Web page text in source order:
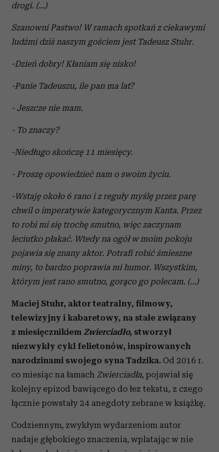
drogi. (...)
Szanowni Pastwo! W ramach spotkań z ciekawymi
ludźmi dziś naszym gościem jest Tadeusz Stuhr.
-Dzień dobry! Kłaniam się nisko!
-Panie Tadeuszu, ile pan ma lat?
- Jeszcze nie mam.
- To znaczy?
-Niedługo skończę 11 miesięcy.
- Proszę opowiedzieć nam o swoim życiu.
-Wstaję około 6 rano i z reguły myślę przez parę
chwil o imperatywie kategorycznym Kanta. Przez
to robi mi się trochę smutno, więc zaczynam
leciutko płakać. Wtedy na ogół w moim pokoju
pojawia się znany aktor. Potrafi robić śmieszne
miny, to bardzo poprawia mi humor. Wszystkim,
którym jest rano smutno, gorąco go polecam. (...)
Maciej Stuhr, aktor teatralny, filmowy,
telewizyjny i kabaretowy, na stałe związany
z miesięcznikiem Zwierciadło, stworzył
niezwykły cykl felietonów, inspirowanych
narodzinami swojego syna Tadzika. Od 2016 r.
co miesiąc na łamach Zwierciadła, pojawiał się
kolejny epizod bawiącego do łez tekstu, z czego
łącznie powstały 24 anegdoty zebrane w książkę.
Codziennym, zwykłym wydarzeniom autor
nadaje głębokiego znaczenia, wplatając w nie